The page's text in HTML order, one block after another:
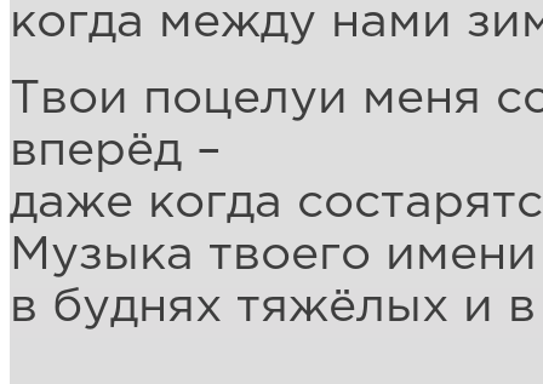
когда между нами
Твои поцелуи меня
вперёд –
даже когда
Музыка твоего
в буднях тяжёлых и